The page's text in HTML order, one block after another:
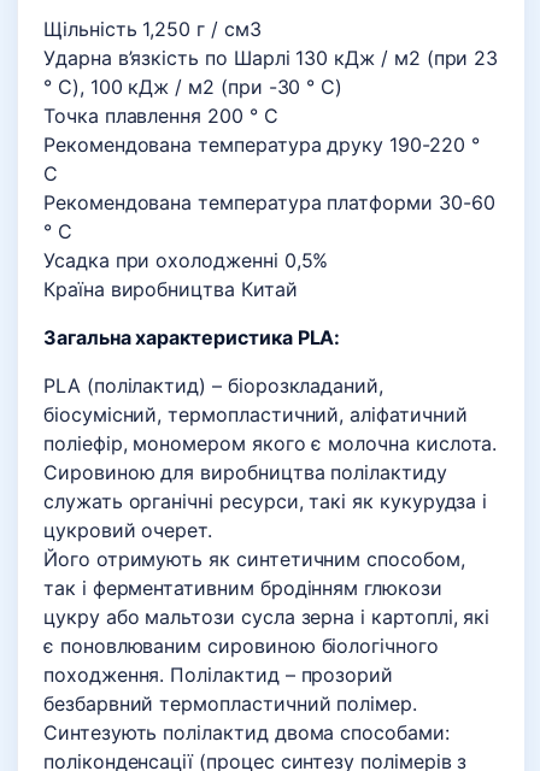
Щільність 1,250 г / см3
Ударна в’язкість по Шарлі 130 кДж / м2 (при 23
° C), 100 кДж / м2 (при -30 ° C)
Точка плавлення 200 ° С
Рекомендована температура друку 190-220 °
С
Рекомендована температура платформи 30-60
° C
Усадка при охолодженні 0,5%
Країна виробництва Китай
Загальна характеристика PLA:
PLA (полілактид) – біорозкладаний,
біосумісний, термопластичний, аліфатичний
поліефір, мономером якого є молочна кислота.
Сировиною для виробництва полілактиду
служать органічні ресурси, такі як кукурудза і
цукровий очерет.
Його отримують як синтетичним способом,
так і ферментативним бродінням глюкози
цукру або мальтози сусла зерна і картоплі, які
є поновлюваним сировиною біологічного
походження. Полілактид – прозорий
безбарвний термопластичний полімер.
Синтезують полілактид двома способами:
поліконденсації (процес синтезу полімерів з